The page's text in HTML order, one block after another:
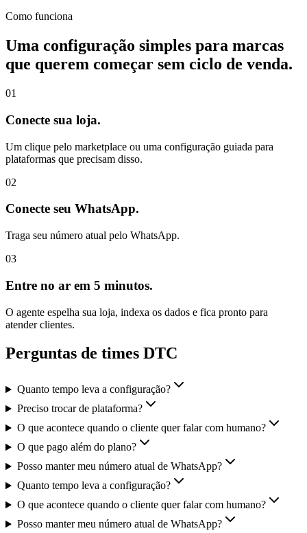
Como funciona
Uma configuração simples para marcas
que querem começar sem ciclo de venda.
01
Conecte sua loja.
Um clique pelo marketplace ou uma configuração guiada para
plataformas que precisam disso.
02
Conecte seu WhatsApp.
Traga seu número atual pelo WhatsApp.
03
Entre no ar em 5 minutos.
O agente espelha sua loja, indexa os dados e fica pronto para
atender clientes.
Perguntas de times DTC
Quanto tempo leva a configuração?
Preciso trocar de plataforma?
O que acontece quando o cliente quer falar com humano?
O que pago além do plano?
Posso manter meu número atual de WhatsApp?
Quanto tempo leva a configuração?
O que acontece quando o cliente quer falar com humano?
Posso manter meu número atual de WhatsApp?